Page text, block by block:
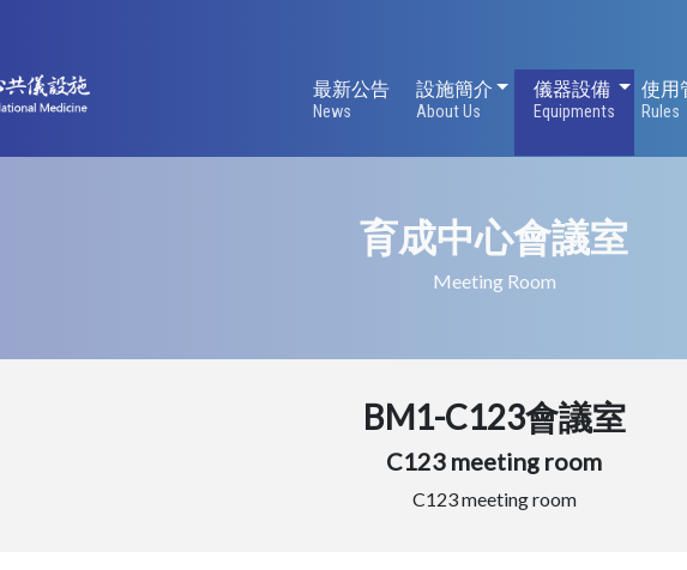
最新公告
News
設施簡介
About Us
設施簡介儀器設備
Equipments
儀器設
使用
Rules
育成中心會議室
Meeting Room
BM1-C123會議室
C123 meeting room
C123 meeting room